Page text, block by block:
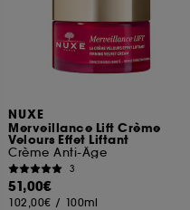
NUXE
Merveillance Lift Crème
Velours Effet Liftant
Crème Anti-Âge
3
51,00€
102,00€ / 100ml